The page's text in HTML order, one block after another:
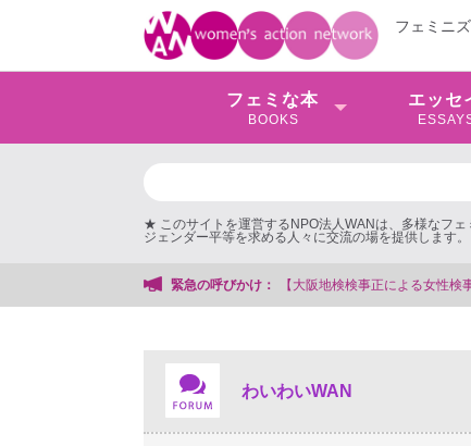
フェミニ
フェミな本
BOOKS
エッセ
★ このサイトを運営するNPO法人WANは、多様なフェ
ジェンダー平等を求める人々に交流の場を提供します。
緊急の呼びかけ：
◆女性検事を支援する会事務局
わいわいWAN